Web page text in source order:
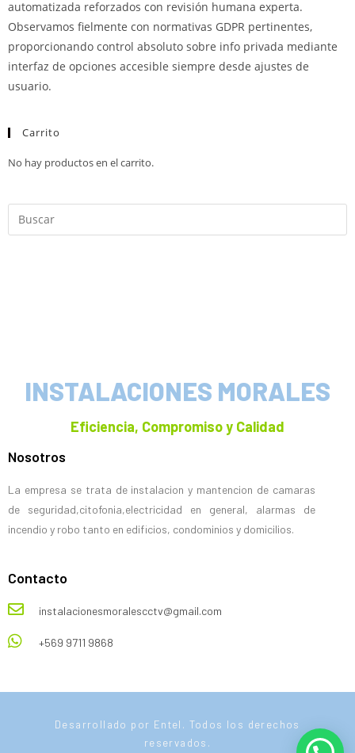
automatizada reforzados con revisión humana experta.
Observamos fielmente con normativas GDPR pertinentes,
proporcionando control absoluto sobre info privada mediante
interfaz de opciones accesible siempre desde ajustes de
usuario.
Carrito
No hay productos en el carrito.
INSTALACIONES MORALES
Eficiencia, Compromiso y Calidad
Nosotros
La empresa se trata de instalacion y mantencion de camaras
de seguridad,citofonia,electricidad en general, alarmas de
incendio y robo tanto en edificios, condominios y domicilios.
Contacto
instalacionesmoralescctv@gmail.com
+569 9711 9868
Desarrollado por Entel. Todos los derechos
reservados.